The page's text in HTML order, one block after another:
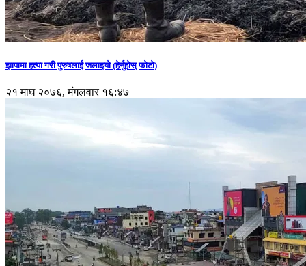
झापामा हत्या गरी पुरुषलाई जलाइयो (हेर्नुहाेस् फाेटाे)
२१ माघ २०७६, मंगलवार १६:४७